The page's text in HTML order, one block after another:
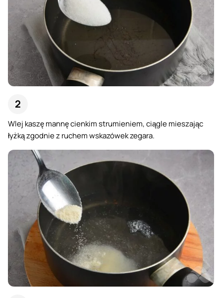
Wlej kaszę mannę cienkim strumieniem, ciągle mieszając
łyżką zgodnie z ruchem wskazówek zegara.